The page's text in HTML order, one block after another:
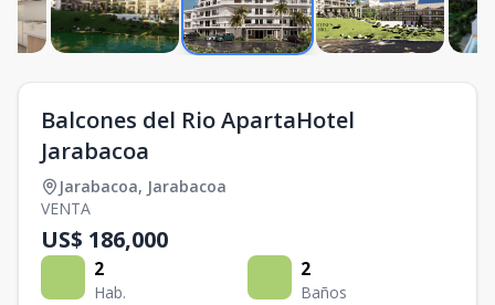
Balcones del Rio ApartaHotel
Jarabacoa
Jarabacoa, Jarabacoa
VENTA
US$ 186,000
2
Hab.
2
Baños